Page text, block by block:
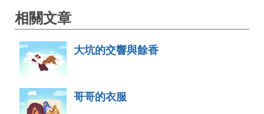
相關文章
大坑的交響與餘香
哥哥的衣服